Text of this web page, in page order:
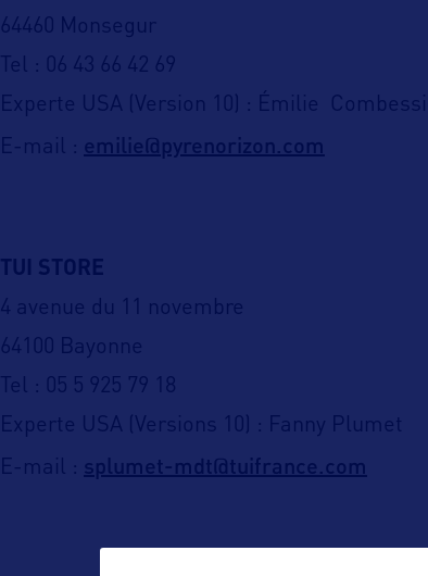
64460 Monsegur
Tel : 06 43 66 42 69
Experte USA (Version 10) : Émilie
E-mail : emilie@pyrenorizon.com
TUI STORE
4 avenue du 11 novembre
64100 Bayonne
Tel : 05 5 925 79 18
Experte USA (Versions 10) : Fanny Plumet
E-mail : splumet-mdt@tuifrance.com